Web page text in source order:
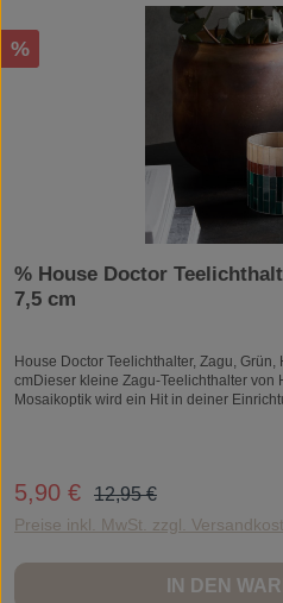
Rabatt
%
% House Doctor
7,5 cm
House Doctor Teelichthalter, Zagu, Grün, Höhe ca.
cmDieser kleine Zagu-Teelichthalter von
Mosaikoptik wird ein Hit in deiner
dem Couchtisch, Beistelltisch oder
number: 209511028Auszeichnung:
DrinnenEAN: 5707644858404
Verkaufspreis:
5,90 € Regulärer Preis:
12,95 €
Preise inkl. MwSt. zzgl.
IN DEN